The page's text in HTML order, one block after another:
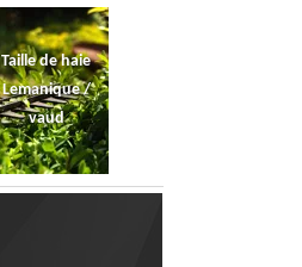
Taille de haie
Lemanique /
vaud